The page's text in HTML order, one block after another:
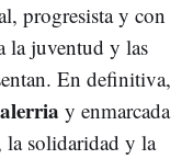
progresista y con
la juventud y las
En definitiva,
y enmarcada
la solidaridad y la